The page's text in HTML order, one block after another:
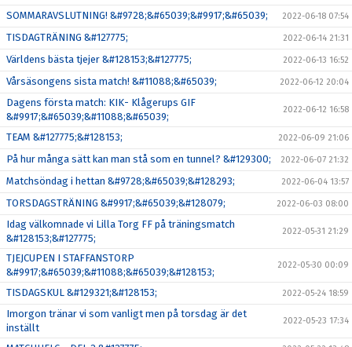
SOMMARAVSLUTNING! &#9728;&#65039;&#9917;&#65039; 2022-06-18 07:54
TISDAGTRÄNING &#127775; 2022-06-14 21:31
Världens bästa tjejer &#128153;&#127775; 2022-06-13 16:52
Vårsäsongens sista match! &#11088;&#65039; 2022-06-12 20:04
Dagens första match: KIK- Klågerups GIF
&#9917;&#65039;&#11088;&#65039;
2022-06-12 16:58
TEAM &#127775;&#128153; 2022-06-09 21:06
På hur många sätt kan man stå som en tunnel? &#129300; 2022-06-07 21:32
Matchsöndag i hettan &#9728;&#65039;&#128293; 2022-06-04 13:57
TORSDAGSTRÄNING &#9917;&#65039;&#128079; 2022-06-03 08:00
Idag välkomnade vi Lilla Torg FF på träningsmatch
&#128153;&#127775;
2022-05-31 21:29
TJEJCUPEN I STAFFANSTORP
&#9917;&#65039;&#11088;&#65039;&#128153;
2022-05-30 00:09
TISDAGSKUL &#129321;&#128153; 2022-05-24 18:59
Imorgon tränar vi som vanligt men på torsdag är det
inställt
2022-05-23 17:34